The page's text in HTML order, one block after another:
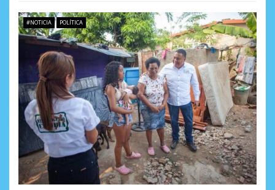
#NOTICIA POLÍTICA